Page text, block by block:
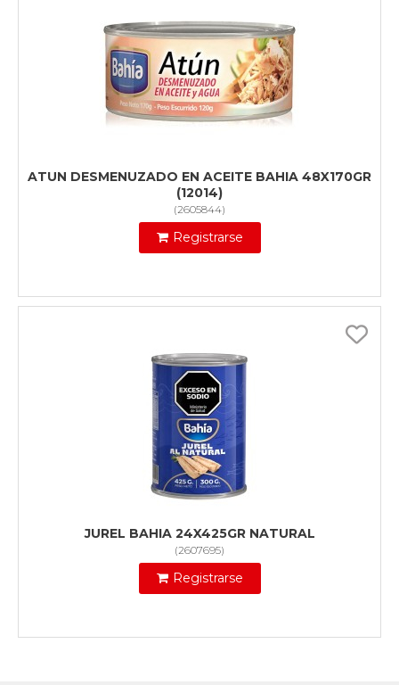
ATUN DESMENUZADO EN ACEITE BAHIA 48X170GR
(12014)
(2605844)
Registrarse
JUREL BAHIA 24X425GR NATURAL
(2607695)
Registrarse